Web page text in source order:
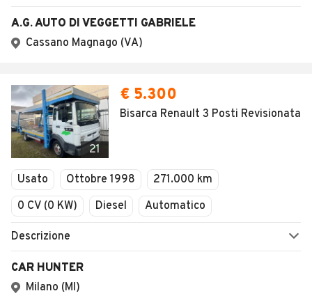
A.G. AUTO DI VEGGETTI GABRIELE
Cassano Magnago (VA)
21
€ 5.300
Bisarca Renault 3 Posti Revisionata
Usato Ottobre 1998
271.000 km
0 CV (0 KW)
Diesel Automatico
Descrizione
CAR HUNTER
Milano (MI)